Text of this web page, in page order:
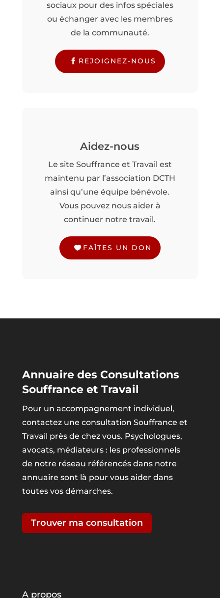
sociaux pour des infos spéciales
ou échanger avec les membres
de la communauté.
REJOIGNEZ-NOUS
Aidez-nous
Le site Souffrance et Travail est
maintenu par l’association DCTH
ainsi qu’une équipe bénévole.
Vous pouvez nous aider à
continuer notre travail.
FAÎTES UN DON
Annuaire des Consultations
Souffrance et Travail
Pour un accompagnement individuel,
contactez une consultation Souffrance et
Travail près de chez vous. Psychologues,
avocats, médiateurs : les professionnels
de notre réseau référencés dans notre
annuaire sont là pour vous aider dans
toutes vos démarches.
Trouver ma consultation
A propos